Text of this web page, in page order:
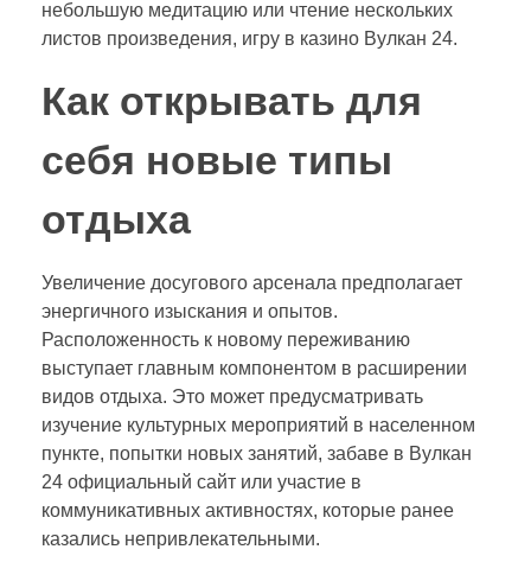
небольшую медитацию или чтение нескольких
листов произведения, игру в казино Вулкан 24.
Как открывать для
себя новые типы
отдыха
Увеличение досугового арсенала предполагает
энергичного изыскания и опытов.
Расположенность к новому переживанию
выступает главным компонентом в расширении
видов отдыха. Это может предусматривать
изучение культурных мероприятий в населенном
пункте, попытки новых занятий, забаве в Вулкан
24 официальный сайт или участие в
коммуникативных активностях, которые ранее
казались непривлекательными.